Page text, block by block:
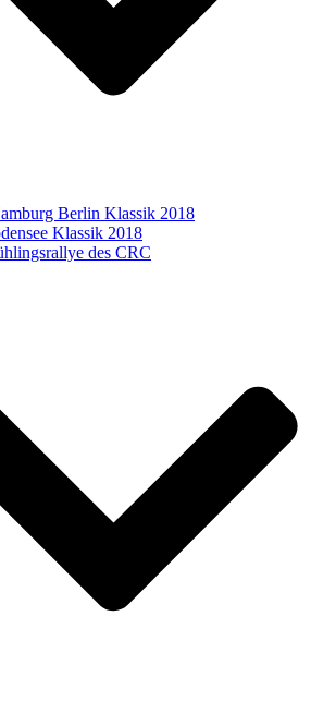
Berlin Klassik 2018
Klassik 2018
des CRC